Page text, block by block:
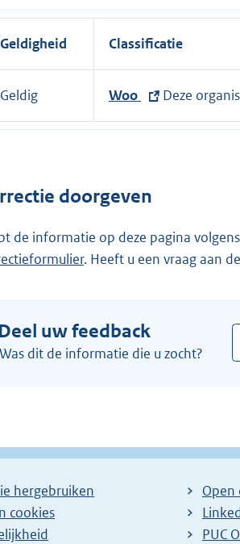
Geldigheid Classificatie
Geldig
E
x
n
l
i
:
Woo Deze
doorgeven
de informatie op deze pagina
. Heeft u een vraag aan
uw feedback
Was dit de informatie die u zocht?
hergebruiken
cookies
Open
PUC